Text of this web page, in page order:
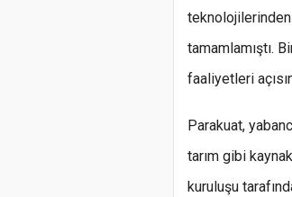
tamamlamıştı.
faaliyetleri
Parakuat,
tarım gibi
kuruluşu